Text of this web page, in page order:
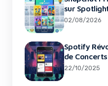
sur
02/08/2026
Spotify
de Concerts
22/10/2025